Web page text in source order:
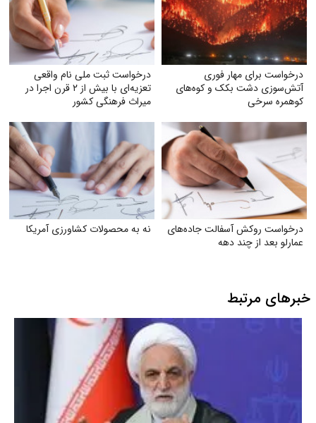
درخواست برای مهار فوری
آتش‌سوزی دشت بکک و کوه‌های
کوهمره‌ سرخی
درخواست ثبت ملی نام واقعی
تعزیه‌ای با بیش از ۲ قرن اجرا در
میراث فرهنگی کشور
درخواست روکش آسفالت جاده‌های
عمارلو بعد از چند دهه
نه به محصولات کشاورزی آمریکا
خبرهای مرتبط